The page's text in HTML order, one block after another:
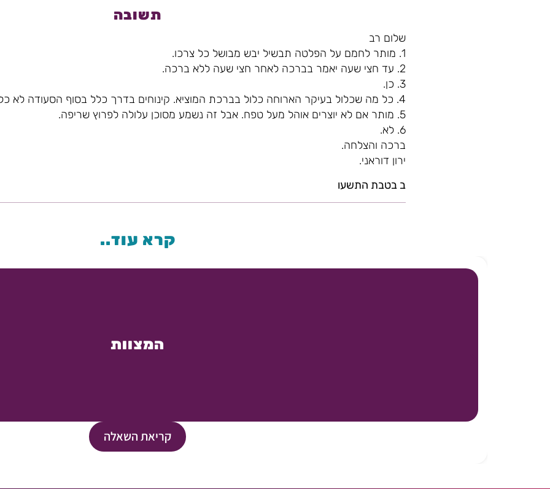
תשובה
שלום רב
1. מותר לחמם על הפלטה תבשיל יבש מבושל כל צרכו.
2. עד חצי שעה יאמר בברכה לאחר חצי שעה ללא ברכה.
3. כן.
4. כל מה שכלול בעיקר הארוחה כלול בברכת המוציא. קינוחים בדרך כלל בסוף הסעודה לא כלולים.
5. מותר אם לא יוצרים אוהל מעל טפח. אבל זה נשמע מסוכן עלולה לפרוץ שריפה.
6. לא.
ברכה והצלחה.
ירון דוראני.
ב בטבת התשעו
קרא עוד..
המצוות
קריאת השאלה